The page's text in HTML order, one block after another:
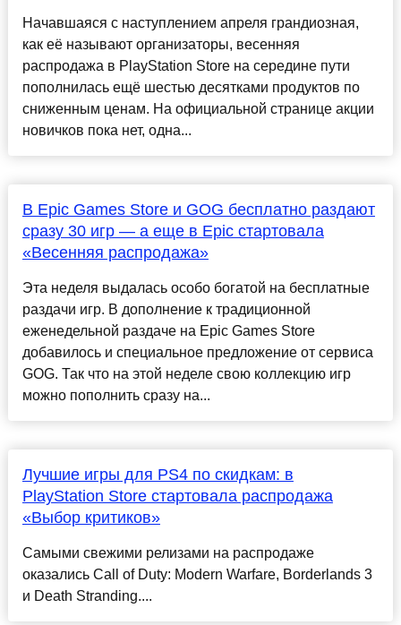
Начавшаяся с наступлением апреля грандиозная,
как её называют организаторы, весенняя
распродажа в PlayStation Store на середине пути
пополнилась ещё шестью десятками продуктов по
сниженным ценам. На официальной странице акции
новичков пока нет, одна...
В Epic Games Store и GOG бесплатно раздают
сразу 30 игр — а еще в Epic стартовала
«Весенняя распродажа»
Эта неделя выдалась особо богатой на бесплатные
раздачи игр. В дополнение к традиционной
еженедельной раздаче на Epic Games Store
добавилось и специальное предложение от сервиса
GOG. Так что на этой неделе свою коллекцию игр
можно пополнить сразу на...
Лучшие игры для PS4 по скидкам: в
PlayStation Store стартовала распродажа
«Выбор критиков»
Самыми свежими релизами на распродаже
оказались Call of Duty: Modern Warfare, Borderlands 3
и Death Stranding....